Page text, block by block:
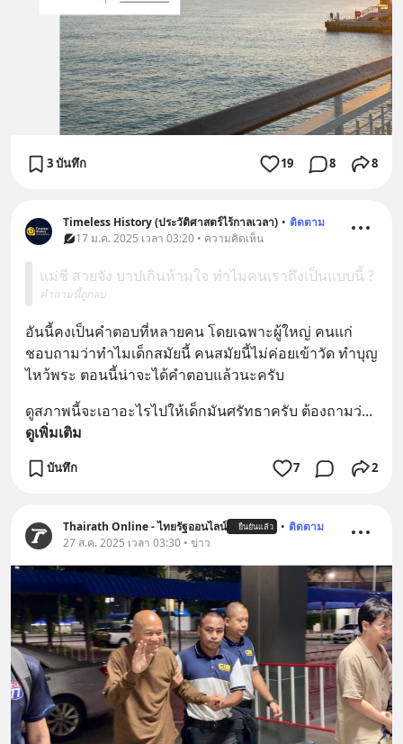
3 บันทึก 19 8 8
Timeless History (ประวัติศาสตร์ไร้กาลเวลา) • ติดตาม
17 ม.ค. 2025 เวลา 03:20 • ความคิดเห็น
แม่ชี สวยจัง บาปเกินห้ามใจ ทำไมคนเราถึงเป็นแบบนี้ ?
คำถามนี้ถูกลบ
อันนี้คงเป็นคำตอบที่หลายคน โดยเฉพาะผู้ใหญ่ คนแก่
ชอบถามว่าทำไมเด็กสมัยนี้ คนสมัยนี้ไม่ค่อยเข้าวัด ทำบุญ
ไหว้พระ ตอนนี้น่าจะได้คำตอบแล้วนะครับ
ดูสภาพนี้จะเอาอะไรไปให้เด็กมันศรัทธาครับ ต้องถามว่...
ดูเพิ่มเติม
บันทึก 7 2
Thairath Online - ไทยรัฐออนไลน์ ยืนยันแล้ว • ติดตาม
27 ส.ค. 2025 เวลา 03:30 • ข่าว